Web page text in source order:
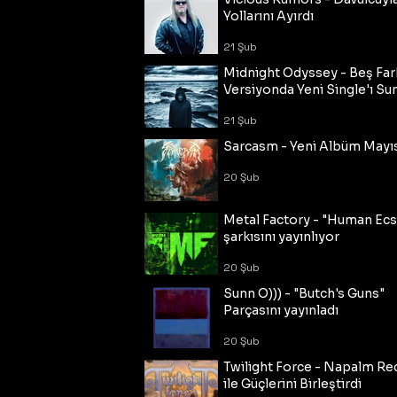
Yollarını Ayırdı
21 Şub
Midnight Odyssey - Beş
Versiyonda Yeni Single'ı
21 Şub
Sarcasm - Yeni Albüm
20 Şub
Metal Factory - "Human
şarkısını yayınlıyor
20 Şub
Sunn O))) - "Butch's Guns"
Parçasını yayınladı
20 Şub
Twilight Force - Napalm
ile Güçlerini Birleştirdi